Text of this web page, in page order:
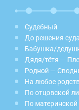
Судебный
До решения суда
Бабушка/
Дядя/тётя —
Родной —
На любое
По отцовской
По материнской